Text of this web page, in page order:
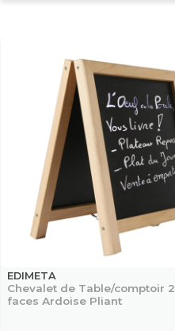
EDIMETA
Chevalet de Table/comptoir 2
faces Ardoise Pliant